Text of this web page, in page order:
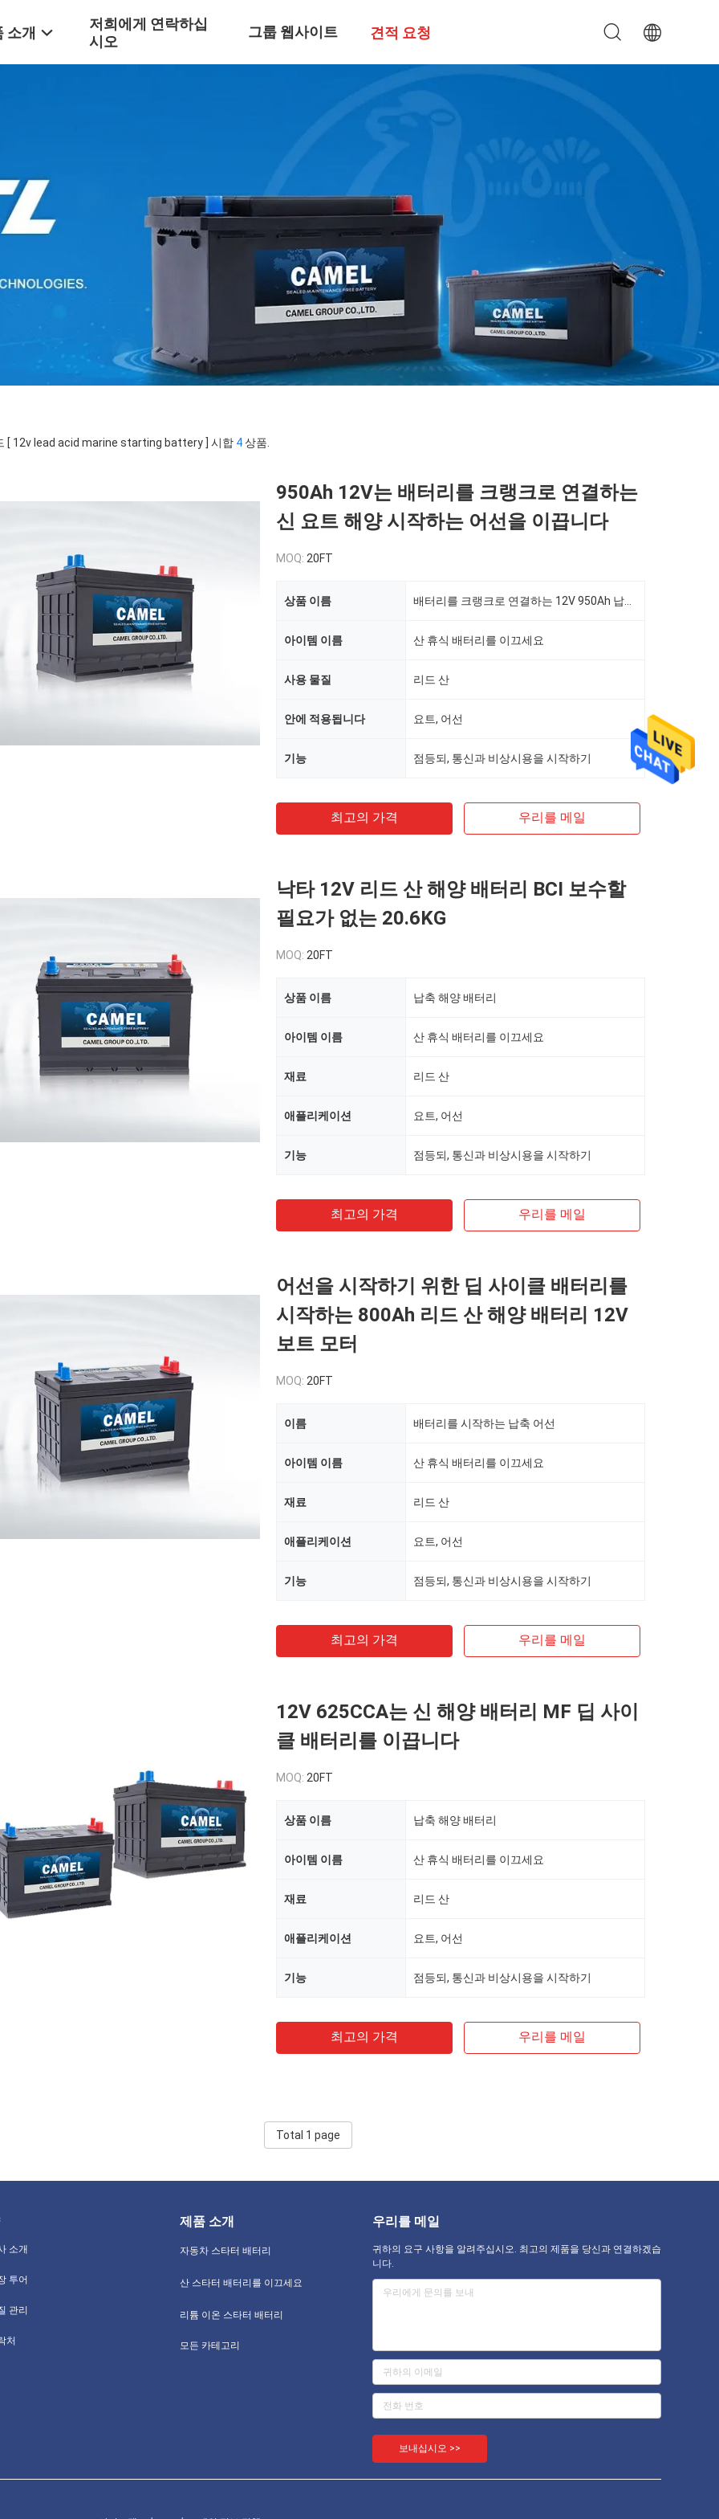
소개
저희에게 연락하십
시오
그룹 웹사이트 견적 요청
[ 12v lead acid marine starting battery ] 시합 4상품.
950Ah 12V는 배터리를 크랭크로 연결하는
신 요트 해양 시작하는 어선을 이끕니다
MOQ: 20FT
상품 이름
아이템 이름 산 휴식 배터리를 이끄세요
사용 물질 리드 산
안에 적용됩니다 요트, 어선
기능 점등되, 통신과 비상시용을 시작하기
최고의 가격 우리를 메일
낙타 12V 리드 산 해양 배터리 BCI 보수할
필요가 없는 20.6KG
MOQ: 20FT
상품 이름 납축 해양 배터리
아이템 이름 산 휴식 배터리를 이끄세요
재료 리드 산
애플리케이션 요트, 어선
기능 점등되, 통신과 비상시용을 시작하기
최고의 가격 우리를 메일
어선을 시작하기 위한 딥 사이클 배터리를
시작하는 800Ah 리드 산 해양 배터리 12V
보트 모터
MOQ: 20FT
이름 배터리를 시작하는 납축 어선
아이템 이름 산 휴식 배터리를 이끄세요
재료 리드 산
애플리케이션 요트, 어선
기능 점등되, 통신과 비상시용을 시작하기
최고의 가격 우리를 메일
12V 625CCA는 신 해양 배터리 MF 딥 사이
클 배터리를 이끕니다
MOQ: 20FT
상품 이름 납축 해양 배터리
아이템 이름 산 휴식 배터리를 이끄세요
재료 리드 산
애플리케이션 요트, 어선
기능 점등되, 통신과 비상시용을 시작하기
최고의 가격 우리를 메일
Total 1 page
소개
투어
관리
처
제품 소개
자동차 스타터 배터리
산 스타터 배터리를 이끄세요
리튬 이온 스타터 배터리
모든 카테고리
우리를 메일
귀하의 요구 사항을 알려주십시오. 최고의 제품을 당신과 연결하겠습
니다.
보내십시오 >>